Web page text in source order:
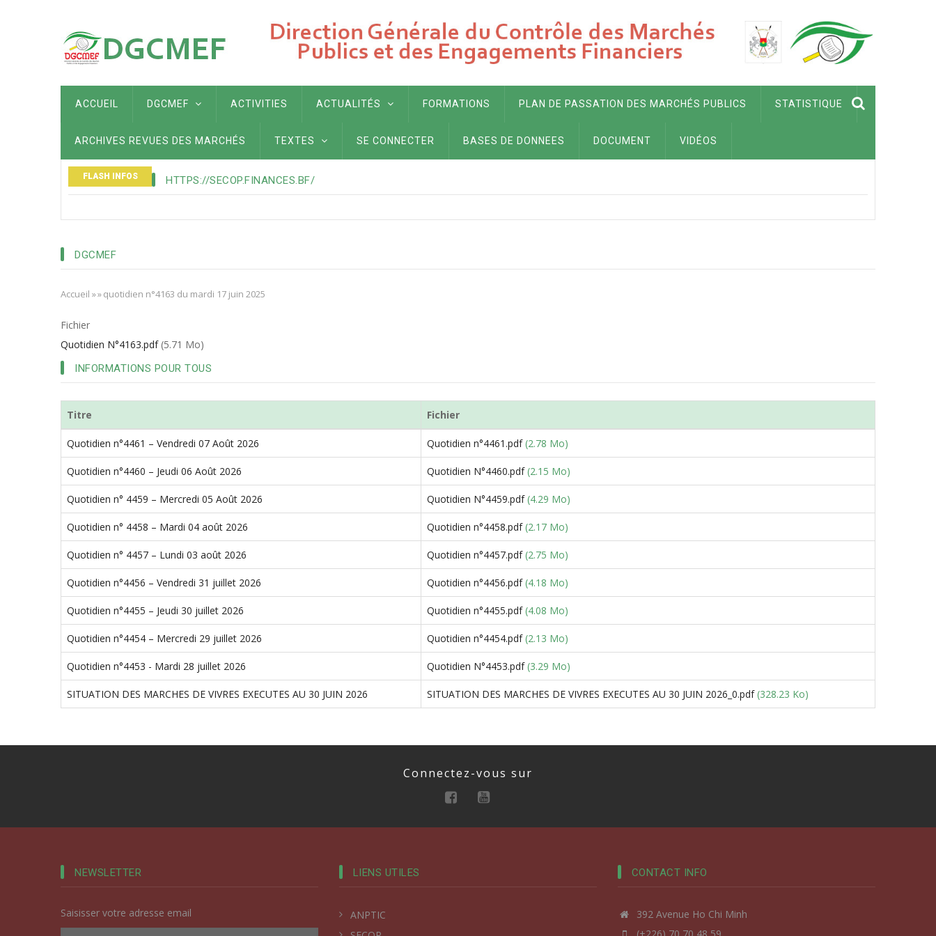
MAIN
NAVIGATION
ACCUEIL DGCMEF ACTIVITIES ACTUALITÉS FORMATIONS PLAN DE PASSATION DES MARCHÉS PUBLICS STATISTIQUE
ARCHIVES REVUES DES MARCHÉS TEXTES SE CONNECTER BASES DE DONNEES DOCUMENT VIDÉOS
FLASH INFOS HTTPS://SECOP.FINANCES.BF/
DGCMEF
Fil
d'Ariane
Accueil »»quotidien n°4163 du mardi 17 juin 2025
Fichier
Quotidien N°4163.pdf (5.71 Mo)
INFORMATIONS POUR TOUS
Titre Fichier
Quotidien n°4461 – Vendredi 07 Août 2026 Quotidien n°4461.pdf (2.78 Mo)
Quotidien n°4460 – Jeudi 06 Août 2026 Quotidien N°4460.pdf (2.15 Mo)
Quotidien n° 4459 – Mercredi 05 Août 2026 Quotidien N°4459.pdf (4.29 Mo)
Quotidien n° 4458 – Mardi 04 août 2026 Quotidien n°4458.pdf (2.17 Mo)
Quotidien n° 4457 – Lundi 03 août 2026 Quotidien n°4457.pdf (2.75 Mo)
Quotidien n°4456 – Vendredi 31 juillet 2026 Quotidien n°4456.pdf (4.18 Mo)
Quotidien n°4455 – Jeudi 30 juillet 2026 Quotidien n°4455.pdf (4.08 Mo)
Quotidien n°4454 – Mercredi 29 juillet 2026 Quotidien n°4454.pdf (2.13 Mo)
Quotidien n°4453 - Mardi 28 juillet 2026 Quotidien N°4453.pdf (3.29 Mo)
SITUATION DES MARCHES DE VIVRES EXECUTES AU 30 JUIN 2026 SITUATION DES MARCHES DE VIVRES EXECUTES AU 30 JUIN 2026_0.pdf (328.23 Ko)
Connectez-vous sur
NEWSLETTER
Saisisser votre adresse email
LIENS UTILES
ANPTIC
CONTACT INFO
392 Avenue Ho Chi Minh